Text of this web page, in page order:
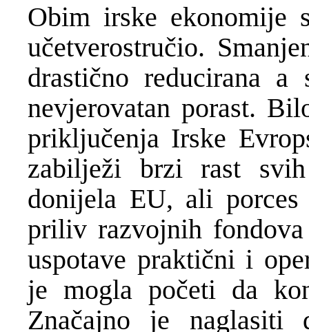
Obim irske ekonomije
učetverostručio.
drastično reducirana a
nevjerovatan porast.
priključenja Irske
zabilježi brzi rast
donijela EU, ali
priliv razvojnih
uspotave praktični i
je mogla početi da
Značajno je naglasiti